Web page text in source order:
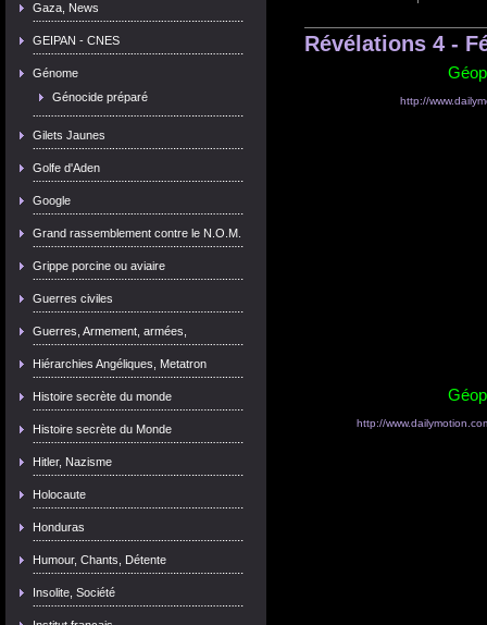
Gaza, News
GEIPAN - CNES
Génome
Génocide préparé
Gilets Jaunes
Golfe d'Aden
Google
Grand rassemblement contre le N.O.M.
Grippe porcine ou aviaire
Guerres civiles
Guerres, Armement, armées,
Hiérarchies Angéliques, Metatron
Histoire secrète du monde
Histoire secrète du Monde
Hitler, Nazisme
Holocaute
Honduras
Humour, Chants, Détente
Insolite, Société
Révélations 4 -
http://
http://